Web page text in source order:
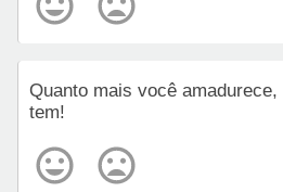
Quanto mais você
tem!